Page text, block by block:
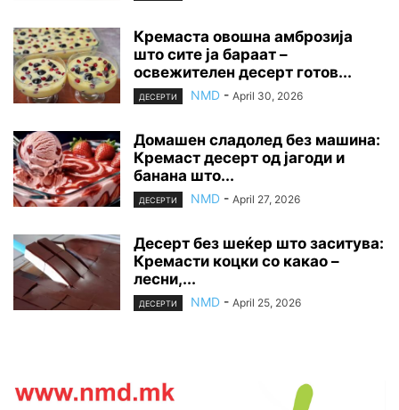
Кремаста овошна амброзија
што сите ја бараат –
освежителен десерт готов...
ДЕСЕРТИ NMD - April 30, 2026
Домашен сладолед без машина:
Кремаст десерт од јагоди и
банана што...
ДЕСЕРТИ NMD - April 27, 2026
Десерт без шеќер што заситува:
Кремасти коцки со какао –
лесни,...
ДЕСЕРТИ NMD - April 25, 2026